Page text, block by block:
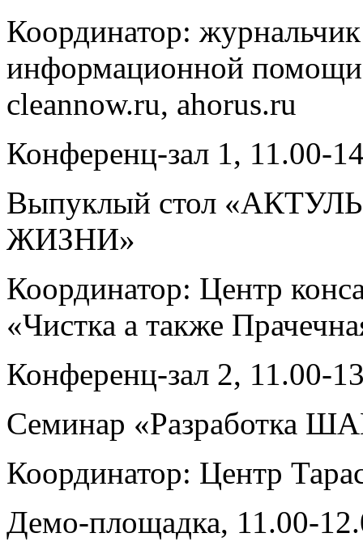
Координатор:
информационной
cleannow.ru, ahorus.ru
Конференц-зал 1, 11.00-
Выпуклый стол
ЖИЗНИ»
Координатор: Центр
«Чистка а также
Конференц-зал 2, 11.00-
Семинар
Координатор: Центр
Демо-площадка, 11.00-